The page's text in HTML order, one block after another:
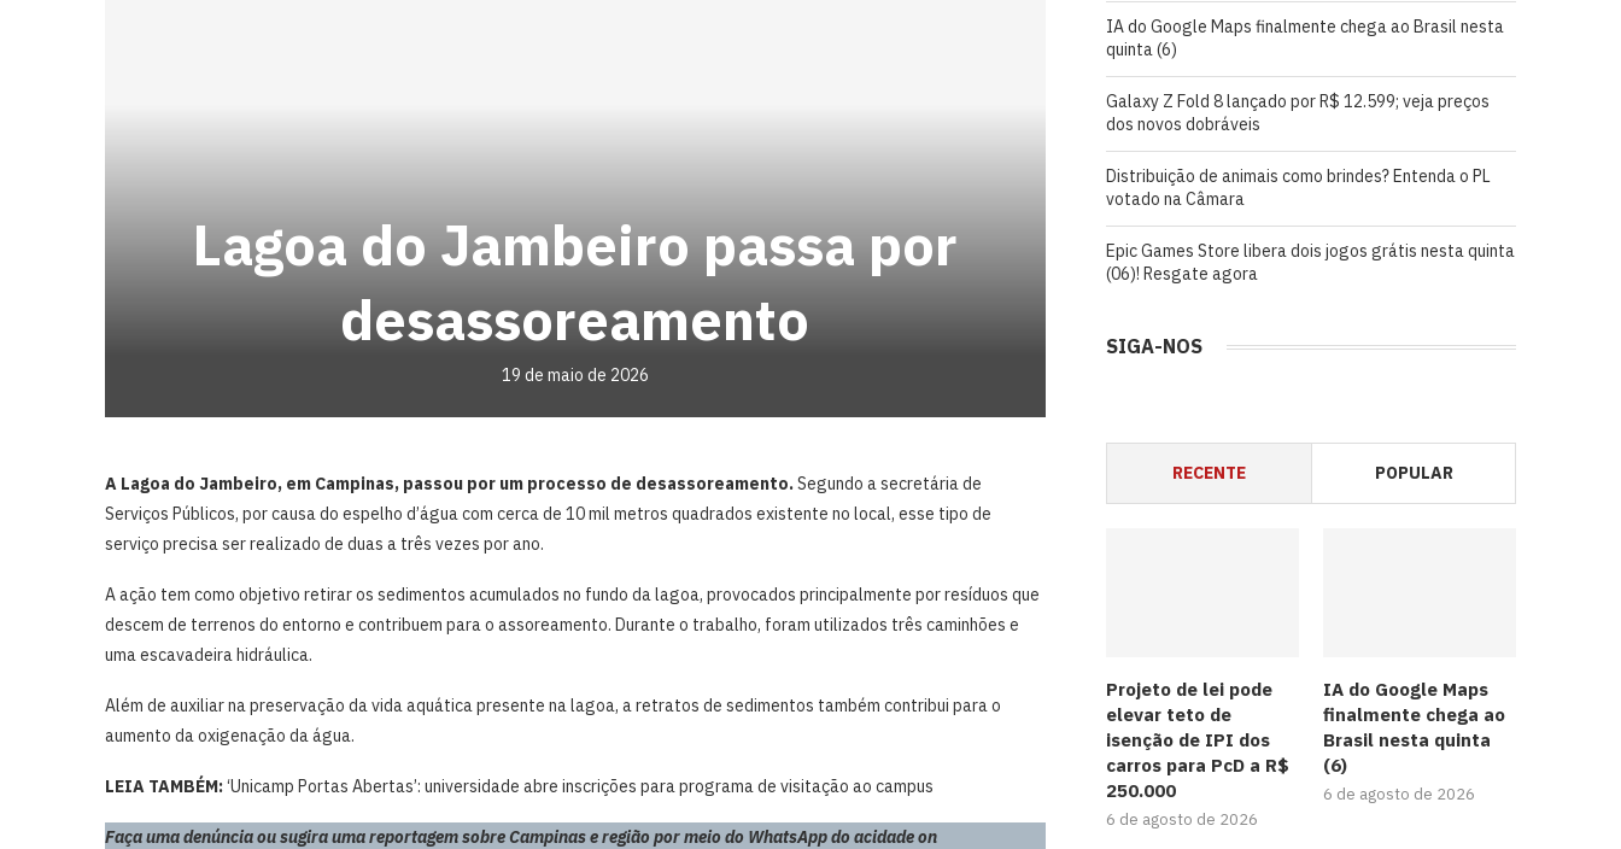
Lagoa do Jambeiro passa por
desassoreamento
19 de maio de 2026
A Lagoa do Jambeiro, em Campinas, passou por um processo de desassoreamento.Segundo a secretária de
Serviços Públicos, por causa do espelho d’água com cerca de 10 mil metros quadrados existente no local, esse tipo de
serviço precisa ser realizado de duas a três vezes por ano.
A ação tem como objetivo retirar os sedimentos acumulados no fundo da lagoa, provocados principalmente por resíduos que
descem de terrenos do entorno e contribuem para o assoreamento. Durante o trabalho, foram utilizados três caminhões e
uma escavadeira hidráulica.
Além de auxiliar na preservação da vida aquática presente na lagoa, a retratos de sedimentos também contribui para o
aumento da oxigenação da água.
LEIA TAMBÉM:‘Unicamp Portas Abertas’: universidade abre inscrições para programa de visitação ao campus
Faça uma denúncia ou sugira uma reportagem sobre Campinas e região por meio do WhatsApp do acidade on
IA do Google Maps finalmente chega ao Brasil nesta
quinta (6)
Galaxy Z Fold 8 lançado por R$ 12.599; veja preços
dos novos dobráveis
Distribuição de animais como brindes? Entenda o PL
votado na Câmara
Epic Games Store libera dois jogos grátis nesta quinta
(06)! Resgate agora
SIGA-NOS
RECENTE POPULAR
Projeto de lei pode
elevar teto de
isenção de IPI dos
carros para PcD a R$
250.000
6 de agosto de 2026
IA do Google Maps
finalmente chega ao
Brasil nesta quinta
(6)
6 de agosto de 2026